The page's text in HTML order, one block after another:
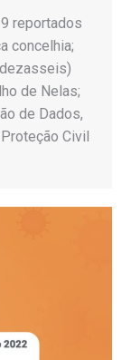
reportados
concelhia;
de Nelas;
de Dados,
Civil